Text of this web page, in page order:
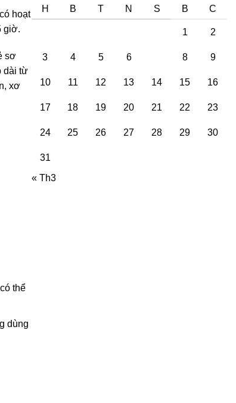
hoạt
giờ.
sơ
dài từ
xơ
thể
dùng
H B T N S B C
1 2
3 4 5 6 8 9
10 11 12 13 14 15 16
17 18 19 20 21 22 23
24 25 26 27 28 29 30
31
« Th3